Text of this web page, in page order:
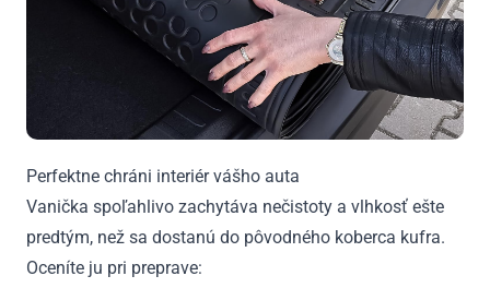
Perfektne chráni interiér vášho auta
Vanička spoľahlivo zachytáva nečistoty a vlhkosť ešte
predtým, než sa dostanú do pôvodného koberca kufra.
Oceníte ju pri preprave: